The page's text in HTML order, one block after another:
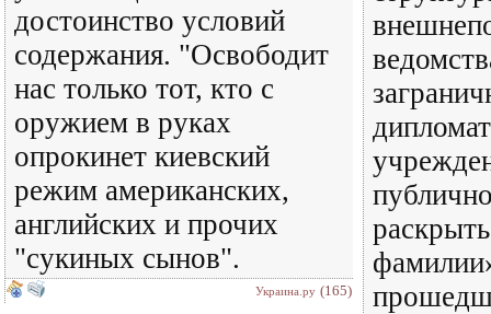
достоинство условий
содержания. "Освободит
нас только тот, кто с
оружием в руках
опрокинет киевский
режим американских,
английских и прочих
"сукиных сынов".
Украина.ру (165)